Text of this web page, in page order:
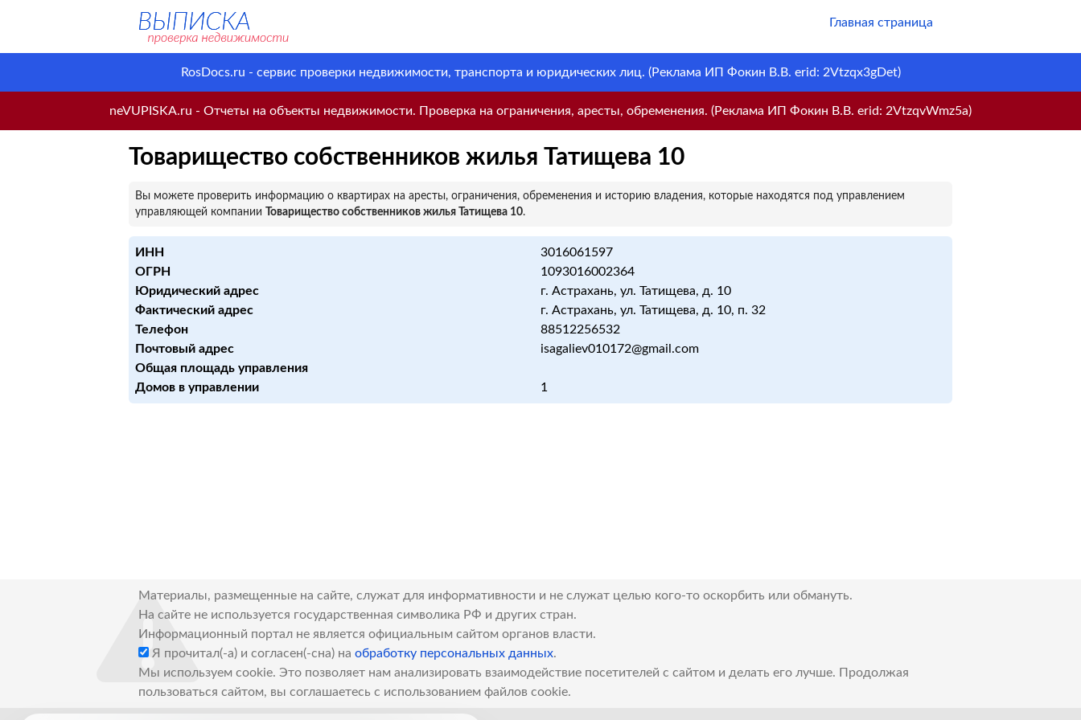
Главная страница
RosDocs.ru - сервис проверки недвижимости, транспорта и юридических лиц. (Реклама ИП Фокин В.В. erid: 2Vtzqx3gDet)
neVUPISKA.ru - Отчеты на объекты недвижимости. Проверка на ограничения, аресты, обременения. (Реклама ИП Фокин В.В. erid: 2VtzqvWmz5a)
Товарищество собственников жилья Татищева 10
Вы можете проверить информацию о квартирах на аресты, ограничения, обременения и историю владения, которые находятся под управлением
управляющей компании
Товарищество собственников жилья Татищева 10.
ИНН
3016061597
ОГРН
1093016002364
Юридический адрес
г. Астрахань, ул. Татищева, д. 10
Фактический адрес
г. Астрахань, ул. Татищева, д. 10, п. 32
Телефон
88512256532
Почтовый адрес
isagaliev010172@gmail.com
Общая площадь управления
Домов в управлении
1
Материалы, размещенные на сайте, служат для информативности и не служат целью кого-то оскорбить или обмануть.
На сайте не используется государственная символика РФ и других стран.
Информационный портал не является официальным сайтом органов власти.
Я прочитал(-а) и согласен(-сна) на обработку персональных данных.
Мы используем cookie. Это позволяет нам анализировать взаимодействие посетителей с сайтом и делать его лучше. Продолжая
пользоваться сайтом, вы соглашаетесь с использованием файлов cookie.